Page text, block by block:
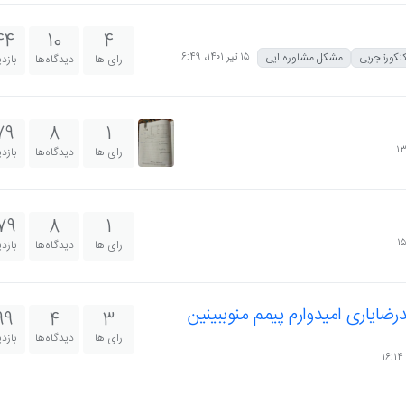
کنکورتجربی مشکل مشاوره ایی ۱۵ تیر ۱۴۰۱،‏ ۶:۴۹
4
رای ها
10
دیدگاه‌ها
1
رای ها
8
دیدگاه‌ها
1
رای ها
8
دیدگاه‌ها
امیدوارم پیمم منوببینین 3
رای ها
4
دیدگاه‌ها